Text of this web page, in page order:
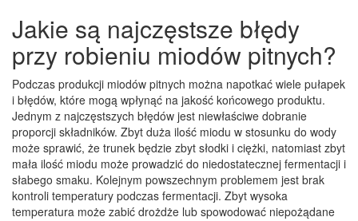
Jakie są najczęstsze błędy
przy robieniu miodów pitnych?
Podczas produkcji miodów pitnych można napotkać wiele pułapek
i błędów, które mogą wpłynąć na jakość końcowego produktu.
Jednym z najczęstszych błędów jest niewłaściwe dobranie
proporcji składników. Zbyt duża ilość miodu w stosunku do wody
może sprawić, że trunek będzie zbyt słodki i ciężki, natomiast zbyt
mała ilość miodu może prowadzić do niedostatecznej fermentacji i
słabego smaku. Kolejnym powszechnym problemem jest brak
kontroli temperatury podczas fermentacji. Zbyt wysoka
temperatura może zabić drożdże lub spowodować niepożądane